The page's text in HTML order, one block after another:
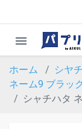
menu
ホーム シヤ
ネーム9 ブラック
シャチハタ